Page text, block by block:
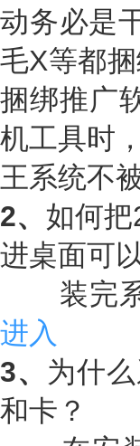
动务必是
毛X等都
捆绑推广
机工具时
王系统不
2、 如何
进桌面可
装完系
进入
3、 为什
和卡？